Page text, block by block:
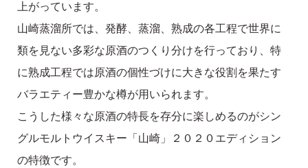
上がっています。
山崎蒸溜所では、発酵、蒸溜、熟成の各工程で世界に
類を見ない多彩な原酒のつくり分けを行っており、特
に熟成工程では原酒の個性づけに大きな役割を果たす
バラエティー豊かな樽が用いられます。
こうした様々な原酒の特長を存分に楽しめるのがシン
グルモルトウイスキー「山崎」２０２０エディション
の特徴です。